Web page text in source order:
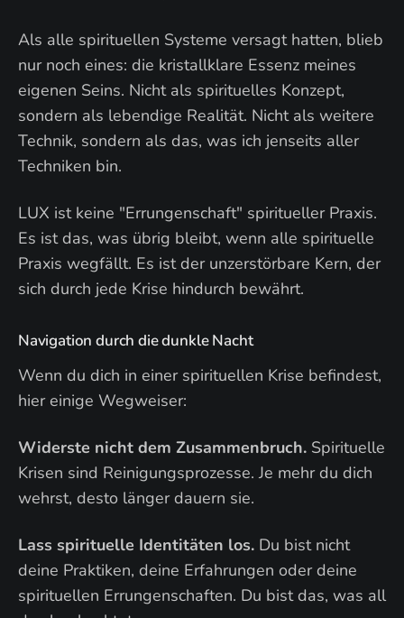
Als alle spirituellen Systeme versagt hatten, blieb
nur noch eines: die kristallklare Essenz meines
eigenen Seins. Nicht als spirituelles Konzept,
sondern als lebendige Realität. Nicht als weitere
Technik, sondern als das, was ich jenseits aller
Techniken bin.
LUX ist keine "Errungenschaft" spiritueller Praxis.
Es ist das, was übrig bleibt, wenn alle spirituelle
Praxis wegfällt. Es ist der unzerstörbare Kern, der
sich durch jede Krise hindurch bewährt.
Navigation durch die dunkle Nacht
Wenn du dich in einer spirituellen Krise befindest,
hier einige Wegweiser:
Widerste nicht dem Zusammenbruch. Spirituelle
Krisen sind Reinigungsprozesse. Je mehr du dich
wehrst, desto länger dauern sie.
Lass spirituelle Identitäten los. Du bist nicht
deine Praktiken, deine Erfahrungen oder deine
spirituellen Errungenschaften. Du bist das, was all